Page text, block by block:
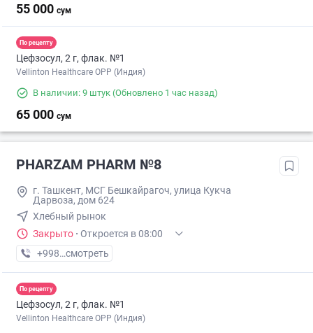
55 000 сум
По рецепту
Цефзосул, 2 г, флак. №1
Vellinton Healthcare OPP (Индия)
В наличии: 9 штук (Обновлено 1 час назад)
65 000 сум
PHARZAM PHARM №8
г. Ташкент, МСГ Бешкайрагоч, улица Кукча
Дарвоза, дом 624
Хлебный рынок
Закрыто · Откроется в 08:00
+998 (77) XXX-XX-XX
смотреть
По рецепту
Цефзосул, 2 г, флак. №1
Vellinton Healthcare OPP (Индия)